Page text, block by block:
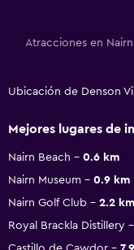
Atracciones en
Ubicación de Denson
Mejores lugares de
Nairn Beach
0.6 km
Nairn Museum
0.9 km
Nairn Golf Club
2.2 km
Royal Brackla Distillery